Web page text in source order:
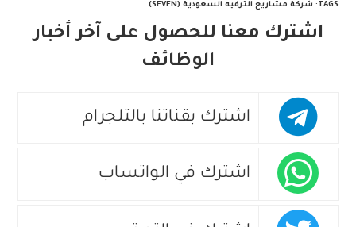
TAGS
: شركة مشاريع الترفيه السعودية (SEVEN)
اشترك معنا للحصول على آخر أخبار
الوظائف
اشترك بقناتنا بالتلجرام
اشترك في الواتساب